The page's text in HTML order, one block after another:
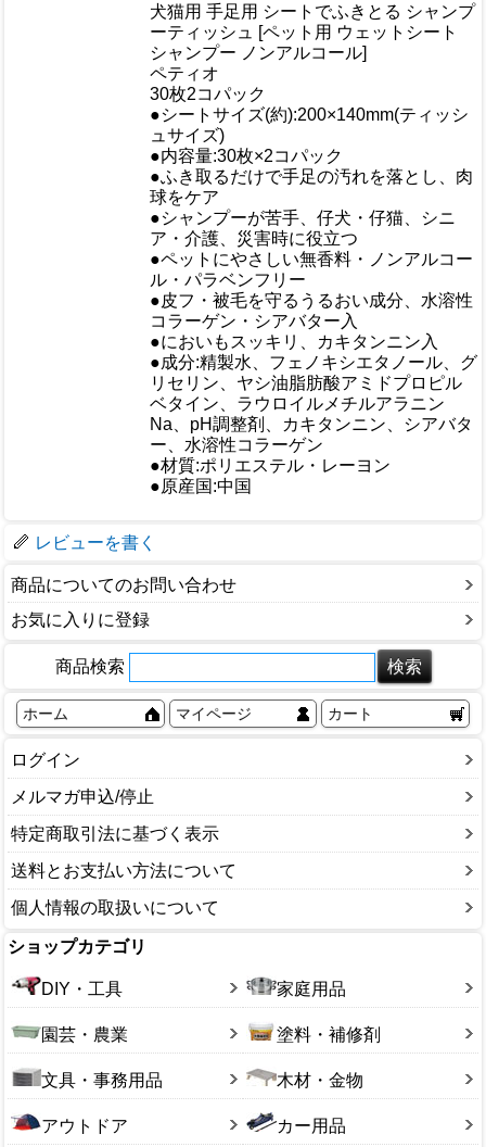
犬猫用 手足用 シートでふきとる シャンプ
ーティッシュ [ペット用 ウェットシート
シャンプー ノンアルコール]
ペティオ
30枚2コパック
●シートサイズ(約):200×140mm(ティッシ
ュサイズ)
●内容量:30枚×2コパック
●ふき取るだけで手足の汚れを落とし、肉
球をケア
●シャンプーが苦手、仔犬・仔猫、シニ
ア・介護、災害時に役立つ
●ペットにやさしい無香料・ノンアルコー
ル・パラベンフリー
●皮フ・被毛を守るうるおい成分、水溶性
コラーゲン・シアバター入
●においもスッキリ、カキタンニン入
●成分:精製水、フェノキシエタノール、グ
リセリン、ヤシ油脂肪酸アミドプロピル
ベタイン、ラウロイルメチルアラニン
Na、pH調整剤、カキタンニン、シアバタ
ー、水溶性コラーゲン
●材質:ポリエステル・レーヨン
●原産国:中国
レビューを書く
商品についてのお問い合わせ
お気に入りに登録
商品検索
ホーム マイページ カート
ログイン
メルマガ申込/停止
特定商取引法に基づく表示
送料とお支払い方法について
個人情報の取扱いについて
ショップカテゴリ
DIY・工具 家庭用品
園芸・農業 塗料・補修剤
文具・事務用品 木材・金物
アウトドア カー用品